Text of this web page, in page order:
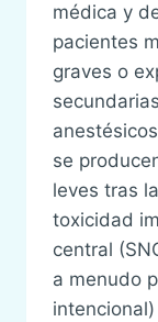
médica y
pacientes
graves o
se
leves tras
toxicidad
central
a menudo